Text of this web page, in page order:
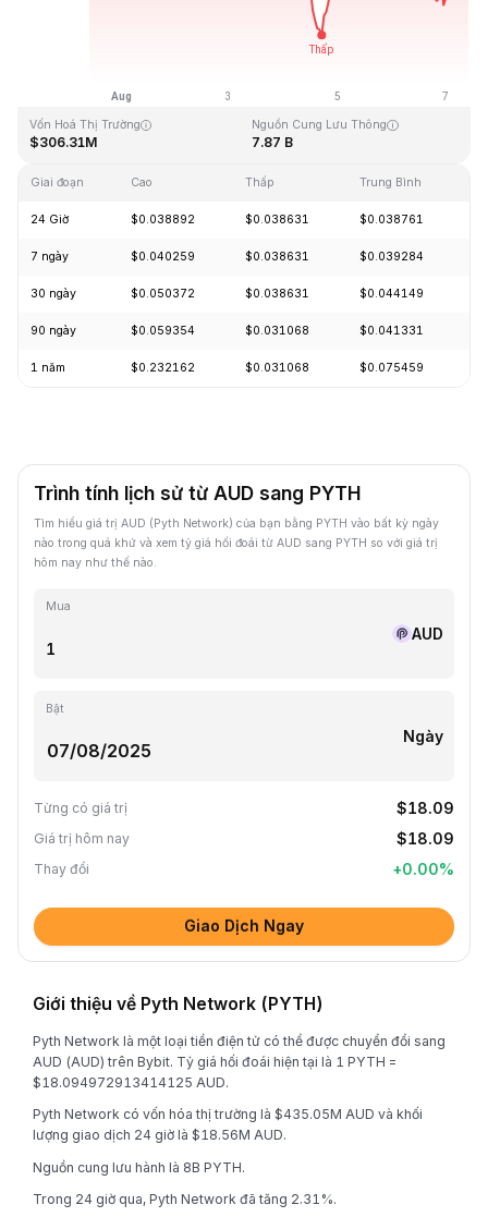
Vốn Hoá Thị Trường
$306.31M
Nguồn Cung Lưu Thông
7.87 B
Giai đoạn Cao Thấp Trung Bình
24 Giờ $0.038892 $0.038631 $0.038761
7 ngày $0.040259 $0.038631 $0.039284
30 ngày $0.050372 $0.038631 $0.044149
90 ngày $0.059354 $0.031068 $0.041331
1 năm $0.232162 $0.031068 $0.075459
Trình tính lịch sử từ AUD sang PYTH
Tìm hiểu giá trị AUD (Pyth Network) của bạn bằng PYTH vào bất kỳ ngày
nào trong quá khứ và xem tỷ giá hối đoái từ AUD sang PYTH so với giá trị
hôm nay như thế nào.
Mua
AUD
Bật
Ngày
Từng có giá trị $18.09
Giá trị hôm nay $18.09
Thay đổi +0.00%
Giao Dịch Ngay
Giới thiệu về Pyth Network (PYTH)
Pyth Network là một loại tiền điện tử có thể được chuyển đổi sang
AUD (AUD) trên Bybit. Tỷ giá hối đoái hiện tại là 1 PYTH =
$18.094972913414125 AUD.
Pyth Network có vốn hóa thị trường là $435.05M AUD và khối
lượng giao dịch 24 giờ là $18.56M AUD.
Nguồn cung lưu hành là 8B PYTH.
Trong 24 giờ qua, Pyth Network đã tăng 2.31%.